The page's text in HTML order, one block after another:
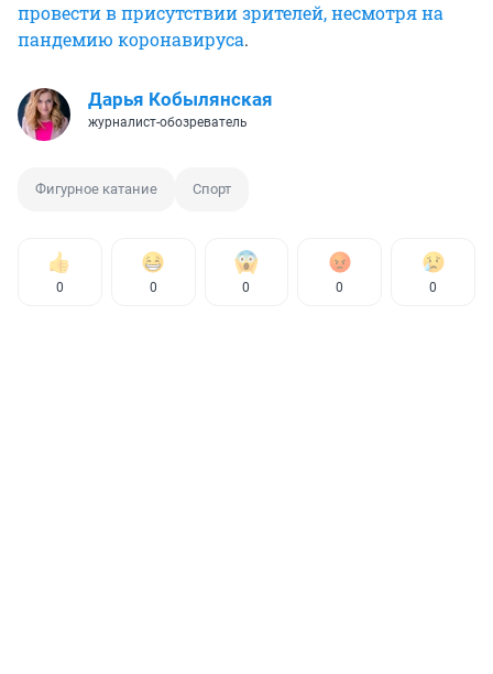
провести в присутствии зрителей, несмотря на
пандемию коронавируса.
Дарья Кобылянская
журналист-обозреватель
Фигурное катание Спорт
0 0 0 0 0